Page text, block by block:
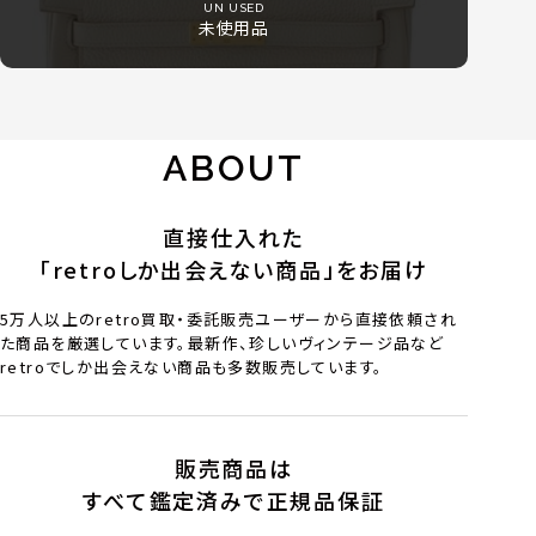
UN USED
未使用品
ABOUT
直接仕入れた
「retroしか出会えない商品」をお届け
5万人以上のretro買取・委託販売ユーザーから直接依頼され
た商品を厳選しています。最新作、珍しいヴィンテージ品など
retroでしか出会えない商品も多数販売しています。
販売商品は
すべて鑑定済みで正規品保証